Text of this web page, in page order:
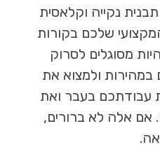
נקייה וקלאסית
שלכם בקורות
מסוגלים לסרוק
ולמצוא את
בעבר ואת
אלה לא ברורים,